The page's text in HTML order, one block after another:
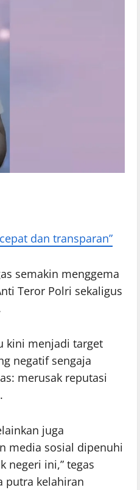
dan transparan”
semakin menggema
Teror Polri sekaligus
kini menjadi target
negatif sengaja
merusak reputasi
juga
media sosial dipenuhi
negeri ini,” tegas
putra kelahiran